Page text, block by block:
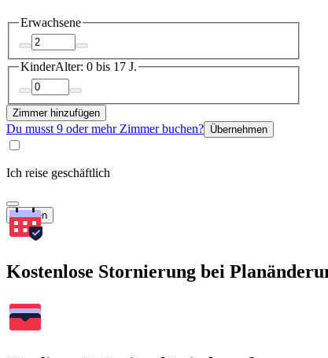
Erwachsene
KinderAlter: 0 bis 17 J.
Zimmer hinzufügen
Du musst 9 oder mehr Zimmer buchen? Übernehmen
Ich reise geschäftlich
Suchen
Kostenlose Stornierung bei